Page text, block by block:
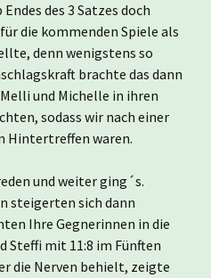
des 3 Satzes doch
die kommenden Spiele als
denn wenigstens so
brachte das dann
und Michelle in ihren
sodass wir nach einer
Hintertreffen waren.
und weiter ging´s.
steigerten sich dann
Ihre Gegnerinnen in die
Steffi mit 11:8 im Fünften
die Nerven behielt, zeigte